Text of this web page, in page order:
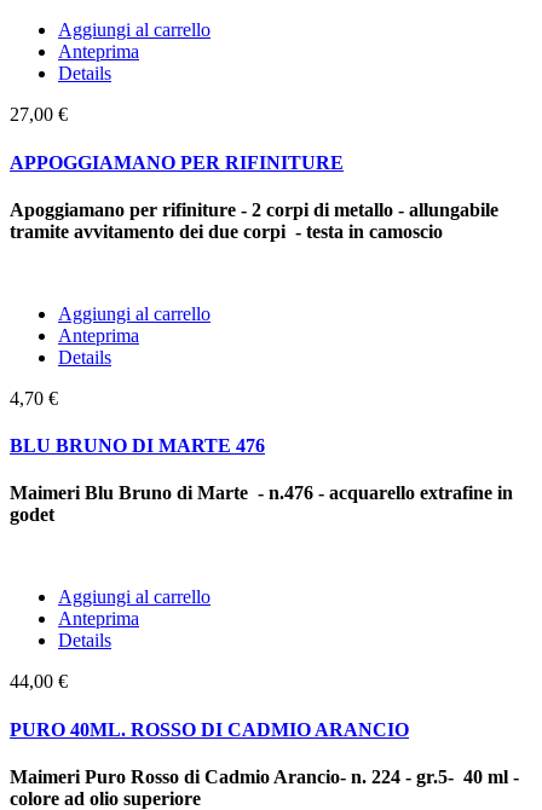
Aggiungi al carrello
Anteprima
Details
27,00 €
APPOGGIAMANO PER RIFINITURE
Apoggiamano per rifiniture - 2 corpi di metallo - allungabile
tramite avvitamento dei due corpi - testa in camoscio
Aggiungi al carrello
Anteprima
Details
4,70 €
BLU BRUNO DI MARTE 476
Maimeri Blu Bruno di Marte - n.476 - acquarello extrafine in
godet
Aggiungi al carrello
Anteprima
Details
44,00 €
PURO 40ML. ROSSO DI CADMIO ARANCIO
Maimeri Puro Rosso di Cadmio Arancio- n. 224 - gr.5- 40 ml -
colore ad olio superiore